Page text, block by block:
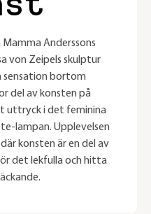
Mamma Anderssons
von Zeipels skulptur
sensation bortom
del av konsten på
uttryck i det feminina
lampan. Upplevelsen
konsten är en del av
det lekfulla och hitta